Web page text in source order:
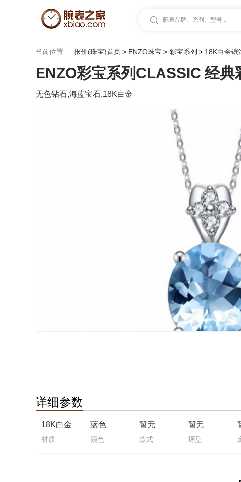
腕表品牌、系列、型号...
当前位置: 报价(珠宝)首页 > ENZO珠宝 > 彩宝系列 > 18K白金镶
ENZO彩宝系列CLASSIC 经
无色钻石,海蓝宝石,18K白金
详细参数
18K白金
材质
蓝色
颜色
暂无
款式
暂无
琢型